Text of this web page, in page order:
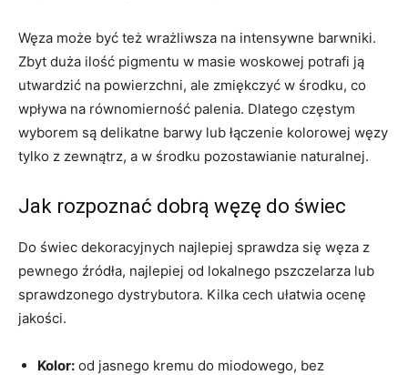
Węza może być też wrażliwsza na intensywne barwniki.
Zbyt duża ilość pigmentu w masie woskowej potrafi ją
utwardzić na powierzchni, ale zmiękczyć w środku, co
wpływa na równomierność palenia. Dlatego częstym
wyborem są delikatne barwy lub łączenie kolorowej węzy
tylko z zewnątrz, a w środku pozostawianie naturalnej.
Jak rozpoznać dobrą węzę do świec
Do świec dekoracyjnych najlepiej sprawdza się węza z
pewnego źródła, najlepiej od lokalnego pszczelarza lub
sprawdzonego dystrybutora. Kilka cech ułatwia ocenę
jakości.
Kolor: od jasnego kremu do miodowego, bez